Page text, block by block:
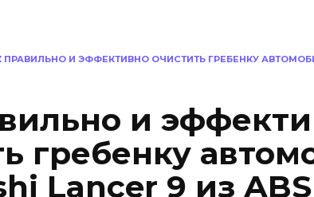
ПРАВИЛЬНО И ЭФФЕКТИВНО ОЧИСТИТЬ ГРЕБЕНКУ
и
гребенку
Lancer 9 из